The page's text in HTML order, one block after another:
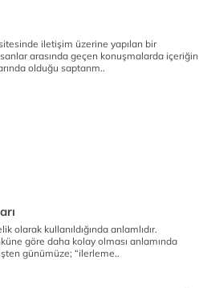
iletişim üzerine yapılan bir
arasında geçen konuşmalarda içeriğin
olduğu saptanm..
olarak kullanıldığında anlamlıdır.
göre daha kolay olması anlamında
günümüze; “ilerleme..